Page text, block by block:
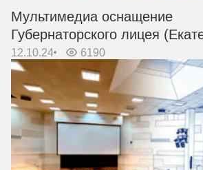
Мультимедиа оснащение
Губернаторского лицея
12.10.24 6190